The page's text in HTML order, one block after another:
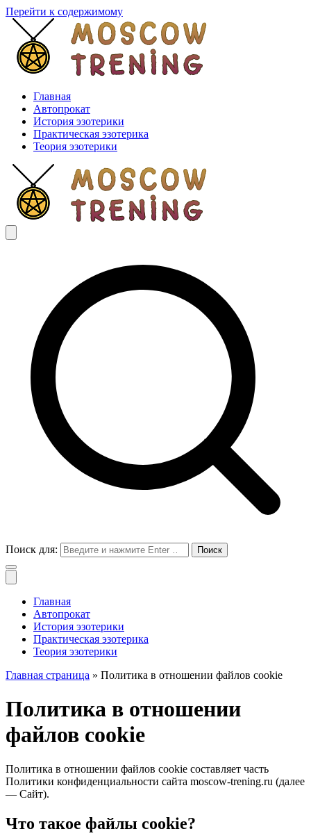
Перейти к содержимому
Главная
Автопрокат
История эзотерики
Практическая эзотерика
Теория эзотерики
Поиск для:
Главная
Автопрокат
История эзотерики
Практическая эзотерика
Теория эзотерики
Главная страница » Политика в отношении файлов cookie
Политика в отношении
файлов cookie
Политика в отношении файлов cookie составляет часть
Политики конфиденциальности сайта moscow-trening.ru (далее
— Сайт).
Что такое файлы cookie?